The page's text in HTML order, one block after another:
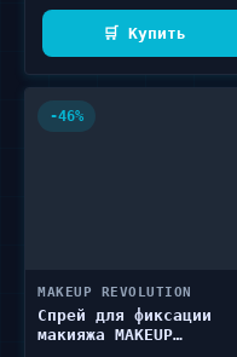
🛒 Купить
-46%
MAKEUP REVOLUTION
Спрей для фиксации
макияжа MAKEUP